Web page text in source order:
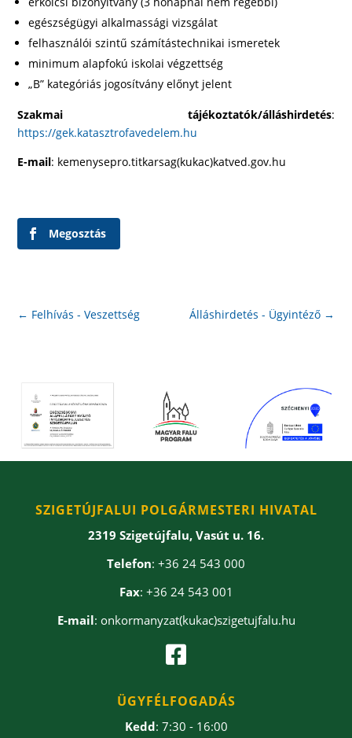
egészségügyi alkalmassági vizsgálat
felhasználói szintű számítástechnikai ismeretek
minimum alapfokú iskolai végzettség
„B” kategóriás jogosítvány előnyt jelent
Szakmai tájékoztatók/álláshirdetés:
https://gek.katasztrofavedelem.hu
E-mail: kemenysepro.titkarsag(kukac)katved.gov.hu
Megosztás
← Felhívás - Veszettség Álláshirdetés - Ügyintéző→
SZIGETÚJFALUI POLGÁRMESTERI HIVATAL
2319 Szigetújfalu, Vasút u. 16.
Telefon: +36 24 543 000
Fax: +36 24 543 001
E-mail: onkormanyzat(kukac)szigetujfalu.hu

ÜGYFÉLFOGADÁS
Kedd: 7:30 - 16:00